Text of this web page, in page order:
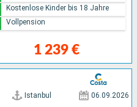
1 239 €
Kostenlose Kinder bis 18 Jahre
Vollpension
Istanbul 06.09.2026